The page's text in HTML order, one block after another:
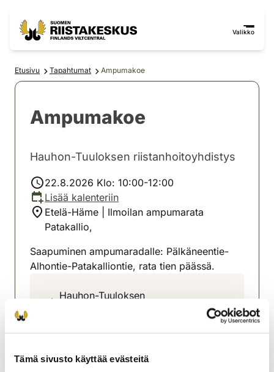
Tämä sivusto käyttää evästeitä
Valikko
Etusivu Tapahtumat Ampumakoe
Ampumakoe
Hauhon-Tuuloksen riistanhoitoyhdistys
22.8.2026 Klo: 10:00-12:00
Lisää kalenteriin
Etelä-Häme | Ilmoilan ampumarata
Patakallio,
Saapuminen ampumaradalle: Pälkäneentie-
Alhontie-Patakalliontie, rata tien päässä.
Hauhon-Tuuloksen